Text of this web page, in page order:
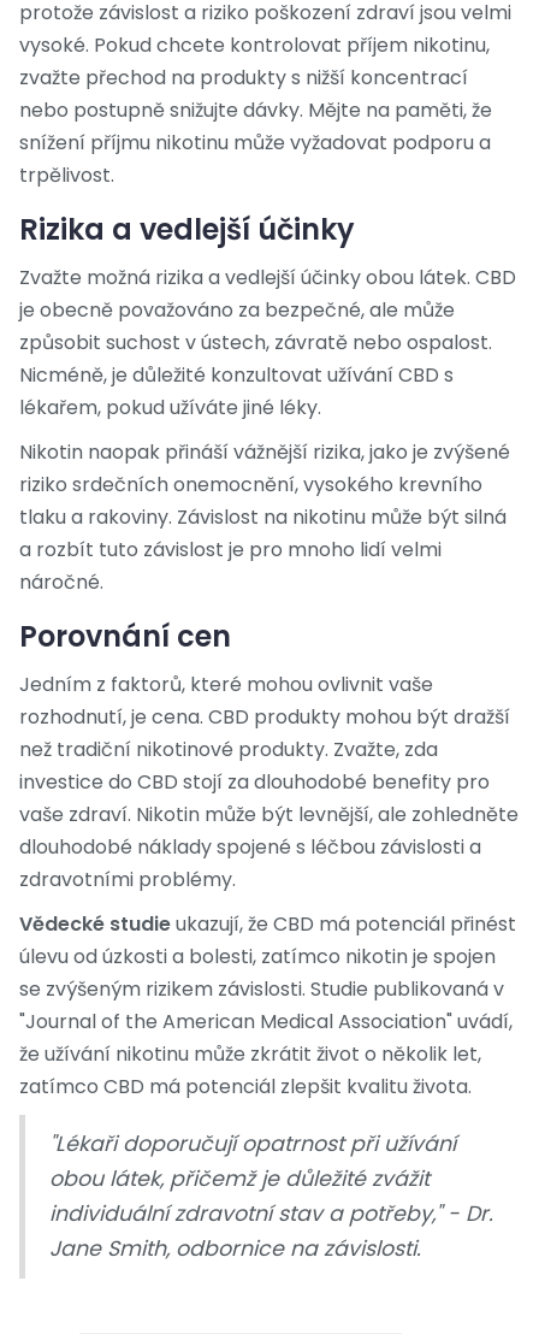
protože závislost a riziko poškození zdraví jsou velmi
vysoké. Pokud chcete kontrolovat příjem nikotinu,
zvažte přechod na produkty s nižší koncentrací
nebo postupně snižujte dávky. Mějte na paměti, že
snížení příjmu nikotinu může vyžadovat podporu a
trpělivost.
Rizika a vedlejší účinky
Zvažte možná rizika a vedlejší účinky obou látek. CBD
je obecně považováno za bezpečné, ale může
způsobit suchost v ústech, závratě nebo ospalost.
Nicméně, je důležité konzultovat užívání CBD s
lékařem, pokud užíváte jiné léky.
Nikotin naopak přináší vážnější rizika, jako je zvýšené
riziko srdečních onemocnění, vysokého krevního
tlaku a rakoviny. Závislost na nikotinu může být silná
a rozbít tuto závislost je pro mnoho lidí velmi
náročné.
Porovnání cen
Jedním z faktorů, které mohou ovlivnit vaše
rozhodnutí, je cena. CBD produkty mohou být dražší
než tradiční nikotinové produkty. Zvažte, zda
investice do CBD stojí za dlouhodobé benefity pro
vaše zdraví. Nikotin může být levnější, ale zohledněte
dlouhodobé náklady spojené s léčbou závislosti a
zdravotními problémy.
Vědecké studieukazují, že CBD má potenciál přinést
úlevu od úzkosti a bolesti, zatímco nikotin je spojen
se zvýšeným rizikem závislosti. Studie publikovaná v
"Journal of the American Medical Association" uvádí,
že užívání nikotinu může zkrátit život o několik let,
zatímco CBD má potenciál zlepšit kvalitu života.
"Lékaři doporučují opatrnost při užívání
obou látek, přičemž je důležité zvážit
individuální zdravotní stav a potřeby," - Dr.
Jane Smith, odbornice na závislosti.